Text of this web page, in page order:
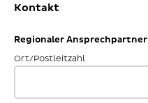
Kontakt
Regionaler Ansprechpartner
Ort/Postleitzahl